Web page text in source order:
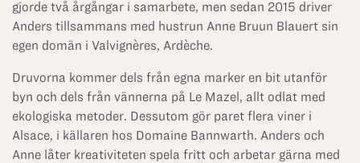
gjorde två årgångar i samarbete, men sedan 2015 driver
Anders tillsammans med hustrun Anne Bruun Blauert sin
egen domän i Valvignères, Ardèche.
Druvorna kommer dels från egna marker en bit utanför
byn och dels från vännerna på Le Mazel, allt odlat med
ekologiska metoder. Dessutom gör paret flera viner i
Alsace, i källaren hos Domaine Bannwarth. Anders och
Anne låter kreativiteten spela fritt och arbetar gärna med